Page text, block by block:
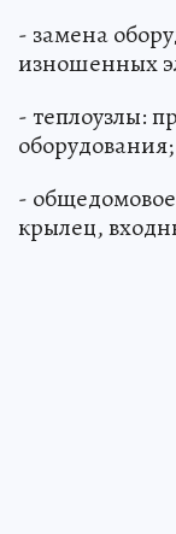
- замена
изношенных
- теплоузлы:
оборудования;
-
крылец,